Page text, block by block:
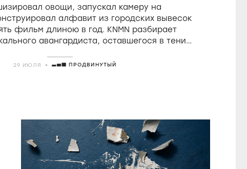
Фрэмптона
овощи, запускал камеру на
алфавит из городских вывесок
фильм длиною в год. KNMN разбирает
авангардиста, оставшегося в тени
29 ИЮЛЯ ПРОДВИНУТЫЙ